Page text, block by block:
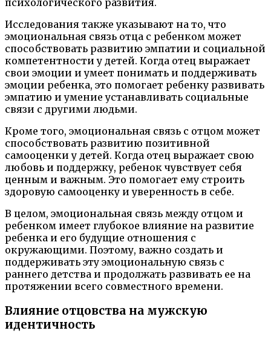
психологического развития.
Исследования также указывают на то, что
эмоциональная связь отца с ребенком может
способствовать развитию эмпатии и социальной
компетентности у детей. Когда отец выражает
свои эмоции и умеет понимать и поддерживать
эмоции ребенка, это помогает ребенку развивать
эмпатию и умение устанавливать социальные
связи с другими людьми.
Кроме того, эмоциональная связь с отцом может
способствовать развитию позитивной
самооценки у детей. Когда отец выражает свою
любовь и поддержку, ребенок чувствует себя
ценным и важным. Это помогает ему строить
здоровую самооценку и уверенность в себе.
В целом, эмоциональная связь между отцом и
ребенком имеет глубокое влияние на развитие
ребенка и его будущие отношения с
окружающими. Поэтому, важно создать и
поддерживать эту эмоциональную связь с
раннего детства и продолжать развивать ее на
протяжении всего совместного времени.
Влияние отцовства на мужскую
идентичность